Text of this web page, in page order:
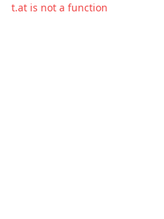
t.at is not a function